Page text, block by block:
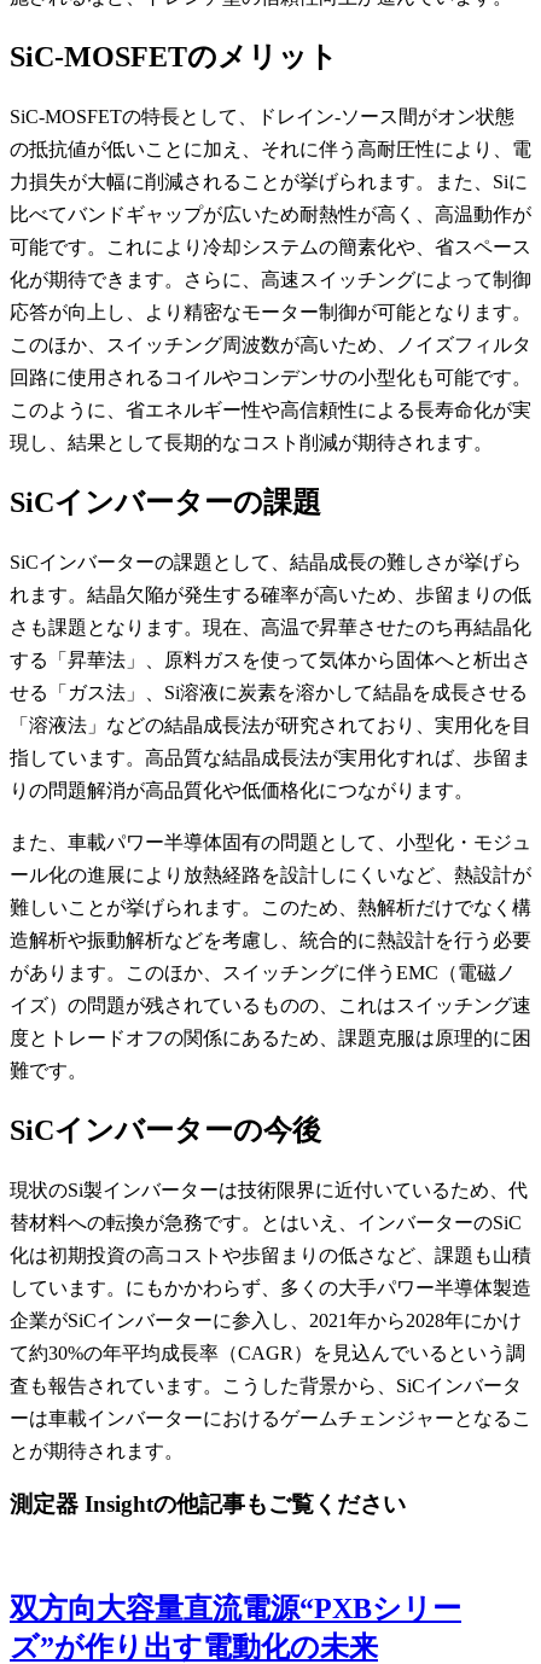
SiC-MOSFETのメリット
SiC-MOSFETの特長として、ドレイン-ソース間がオン状態
の抵抗値が低いことに加え、それに伴う高耐圧性により、電
力損失が大幅に削減されることが挙げられます。また、Siに
比べてバンドギャップが広いため耐熱性が高く、高温動作が
可能です。これにより冷却システムの簡素化や、省スペース
化が期待できます。さらに、高速スイッチングによって制御
応答が向上し、より精密なモーター制御が可能となります。
このほか、スイッチング周波数が高いため、ノイズフィルタ
回路に使用されるコイルやコンデンサの小型化も可能です。
このように、省エネルギー性や高信頼性による長寿命化が実
現し、結果として長期的なコスト削減が期待されます。
SiCインバーターの課題
SiCインバーターの課題として、結晶成長の難しさが挙げら
れます。結晶欠陥が発生する確率が高いため、歩留まりの低
さも課題となります。現在、高温で昇華させたのち再結晶化
する「昇華法」、原料ガスを使って気体から固体へと析出さ
せる「ガス法」、Si溶液に炭素を溶かして結晶を成長させる
「溶液法」などの結晶成長法が研究されており、実用化を目
指しています。高品質な結晶成長法が実用化すれば、歩留ま
りの問題解消が高品質化や低価格化につながります。
また、車載パワー半導体固有の問題として、小型化・モジュ
ール化の進展により放熱経路を設計しにくいなど、熱設計が
難しいことが挙げられます。このため、熱解析だけでなく構
造解析や振動解析などを考慮し、統合的に熱設計を行う必要
があります。このほか、スイッチングに伴うEMC（電磁ノ
イズ）の問題が残されているものの、これはスイッチング速
度とトレードオフの関係にあるため、課題克服は原理的に困
難です。
SiCインバーターの今後
現状のSi製インバーターは技術限界に近付いているため、代
替材料への転換が急務です。とはいえ、インバーターのSiC
化は初期投資の高コストや歩留まりの低さなど、課題も山積
しています。にもかかわらず、多くの大手パワー半導体製造
企業がSiCインバーターに参入し、2021年から2028年にかけ
て約30%の年平均成長率（CAGR）を見込んでいるという調
査も報告されています。こうした背景から、SiCインバータ
ーは車載インバーターにおけるゲームチェンジャーとなるこ
とが期待されます。
測定器 Insightの他記事もご覧ください
双方向大容量直流電源“PXBシリー
ズ”が作り出す電動化の未来